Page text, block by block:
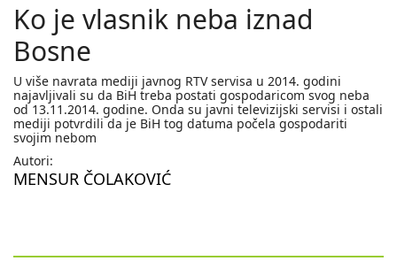
Ko je vlasnik neba iznad
Bosne
U više navrata mediji javnog RTV servisa u 2014. godini
najavljivali su da BiH treba postati gospodaricom svog neba
od 13.11.2014. godine. Onda su javni televizijski servisi i ostali
mediji potvrdili da je BiH tog datuma počela gospodariti
svojim nebom
Autori:
MENSUR ČOLAKOVIĆ